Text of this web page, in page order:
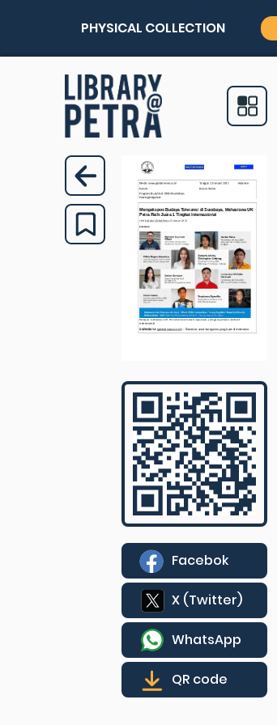
PHYSICAL COLLECTION
Facebok
X (Twitter)
WhatsApp
QR code